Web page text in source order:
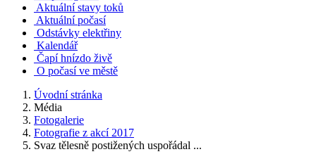
Aktuální stavy toků
Aktuální počasí
Odstávky elektřiny
Kalendář
Čapí hnízdo živě
O počasí ve městě
Úvodní stránka
Média
Fotogalerie
Fotografie z akcí 2017
Svaz tělesně postižených uspořádal ...